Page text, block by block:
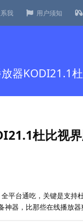
我 用户须知
器KODI21.1
杜比视
平台通吃，关键是支
器，比那些在线播放器